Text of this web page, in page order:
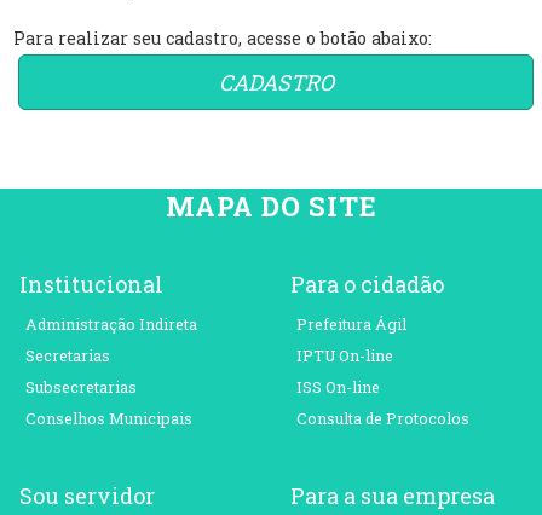
Para realizar seu cadastro, acesse o botão abaixo:
CADASTRO
MAPA DO SITE
Institucional
Administração Indireta
Secretarias
Subsecretarias
Conselhos Municipais
Para o cidadão
Prefeitura Ágil
IPTU On-line
ISS On-line
Consulta de Protocolos
Sou servidor Para a sua empresa